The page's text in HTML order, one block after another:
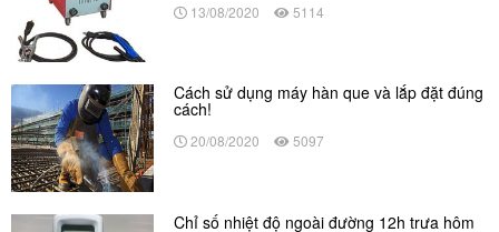
13/08/2020 5114
Cách sử dụng máy hàn que và lắp đặt đúng
cách!
20/08/2020 5097
Chỉ số nhiệt độ ngoài đường 12h trưa hôm